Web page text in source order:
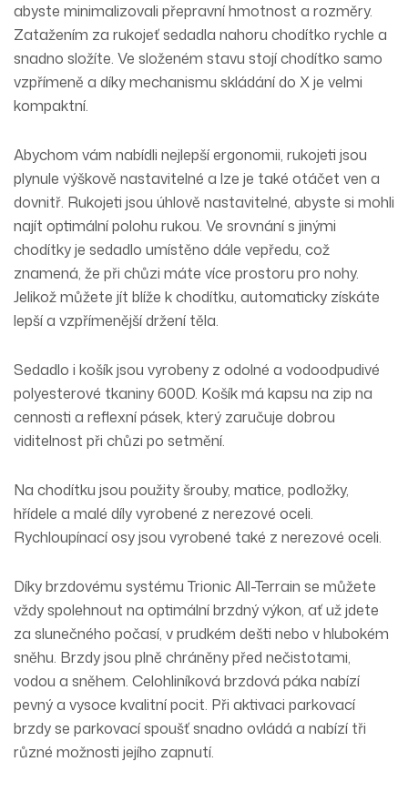
abyste minimalizovali přepravní hmotnost a rozměry.
Zatažením za rukojeť sedadla nahoru chodítko rychle a
snadno složíte. Ve složeném stavu stojí chodítko samo
vzpřímeně a díky mechanismu skládání do X je velmi
kompaktní.
Abychom vám nabídli nejlepší ergonomii, rukojeti jsou
plynule výškově nastavitelné a lze je také otáčet ven a
dovnitř. Rukojeti jsou úhlově nastavitelné, abyste si mohli
najít optimální polohu rukou. Ve srovnání s jinými
chodítky je sedadlo umístěno dále vepředu, což
znamená, že při chůzi máte více prostoru pro nohy.
Jelikož můžete jít blíže k chodítku, automaticky získáte
lepší a vzpřímenější držení těla.
Sedadlo i košík jsou vyrobeny z odolné a vodoodpudivé
polyesterové tkaniny 600D. Košík má kapsu na zip na
cennosti a reflexní pásek, který zaručuje dobrou
viditelnost při chůzi po setmění.
Na chodítku jsou použity šrouby, matice, podložky,
hřídele a malé díly vyrobené z nerezové oceli.
Rychloupínací osy jsou vyrobené také z nerezové oceli.
Díky brzdovému systému Trionic All-Terrain se můžete
vždy spolehnout na optimální brzdný výkon, ať už jdete
za slunečného počasí, v prudkém dešti nebo v hlubokém
sněhu. Brzdy jsou plně chráněny před nečistotami,
vodou a sněhem. Celohliníková brzdová páka nabízí
pevný a vysoce kvalitní pocit. Při aktivaci parkovací
brzdy se parkovací spoušť snadno ovládá a nabízí tři
různé možnosti jejího zapnutí.